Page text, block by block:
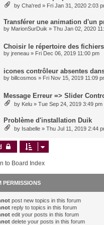
by Cha'red » Fri Jan 31, 2020 2:03
Transférer une animation d'un
by MarionSurDuik » Thu Jan 02, 2020
Choisir le répertoire des
by jreneau » Fri Dec 06, 2019 11:00 pm
icones contrôleur absentes
by billcosmos » Fri Nov 15, 2019 11:09
Message Erreur => Slider
by Kelu » Tue Sep 24, 2019 3:49 pm
Problème d'installation Duik
by Isabelle » Thu Jul 11, 2019 2:44
to Board Index
PERMISSIONS
post new topics in this forum
reply to topics in this forum
edit your posts in this forum
delete your posts in this forum